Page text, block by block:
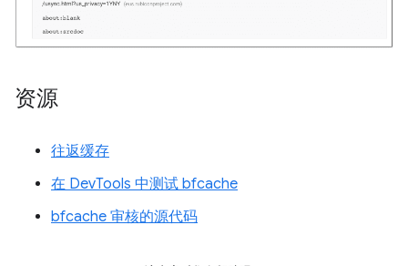
资源
往返缓存
在 DevTools 中测试 bfcache
bfcache 审核的源代码